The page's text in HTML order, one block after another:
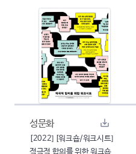
성문화
[2022] [워크숍/워크시트]
적극적 합의를 위한 워크숍